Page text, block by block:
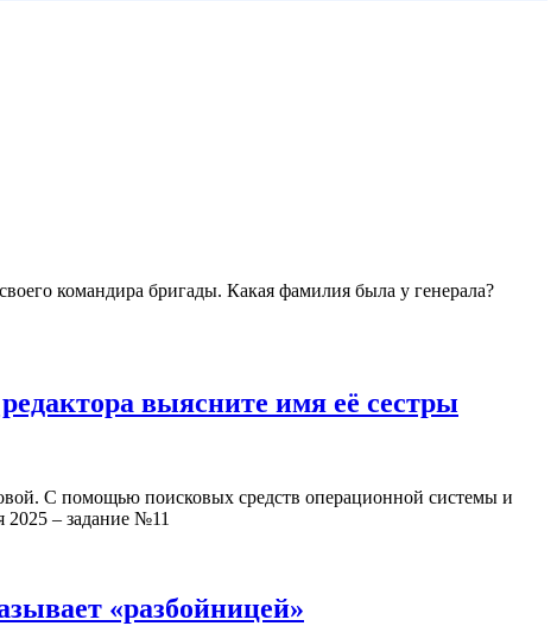
командира бригады. Какая фамилия была у генерала?
выясните имя её сестры
С помощью поисковых средств операционной системы и
– задание №11
«разбойницей»